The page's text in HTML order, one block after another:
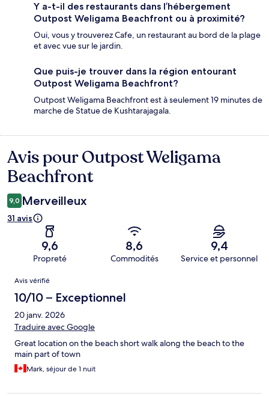
Y a-t-il des restaurants dans l’hébergement
Outpost Weligama Beachfront ou à proximité?
Oui, vous y trouverez Cafe, un restaurant au bord de la plage
et avec vue sur le jardin.
Que puis-je trouver dans la région entourant
Outpost Weligama Beachfront?
Outpost Weligama Beachfront est à seulement 19 minutes de
marche de Statue de Kushtarajagala.
Avis
Avis pour Outpost Weligama
Beachfront
9,0 Merveilleux
31 avis
9,6
Propreté
8,6
Commodités
9,4
Service et personnel
Avis
Avis vérifié
10/10 – Exceptionnel
20 janv. 2026
Traduire avec Google
Great location on the beach short walk along the beach to the
main part of town
Mark, séjour de 1 nuit